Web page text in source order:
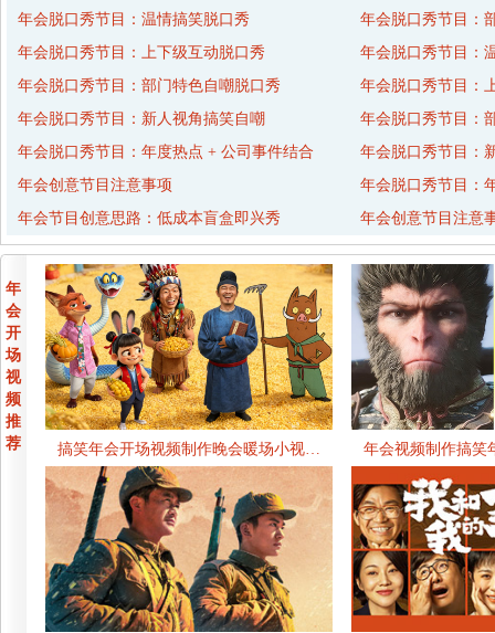
年会脱口秀节目：温情搞笑脱口秀
年会脱口秀节目：上下级互动脱口秀
年会脱口秀节目：部门特色自嘲脱口秀
年会脱口秀节目：新人视角搞笑自嘲
年会脱口秀节目：年度热点 + 公司事件结合
年会创意节目注意事项
年会节目创意思路：低成本盲盒即兴秀
年会脱口秀节目：
年会脱口秀节目：
年会脱口秀节目：
年会脱口秀节目：
年会脱口秀节目：
年会脱口秀节目：
年会创意节目注意
年
会
开
场
视
频
推
荐
搞笑年会开场视频制作晚会暖场小视… 年会视频制作搞